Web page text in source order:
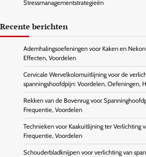
Stressmanagementstrategieën
Recente berichten
Ademhalingsoefeningen voor Kaken en
Effecten, Voordelen
Cervicale Wervelkolomuitlijning voor de
spanningshoofdpijn: Voordelen, Oefeningen,
Rekken van de Bovenrug voor
Frequentie, Voordelen
Technieken voor Kaakuitlijning ter Verlichting
Frequentie, Voordelen
Schouderbladknijpen voor verlichting van